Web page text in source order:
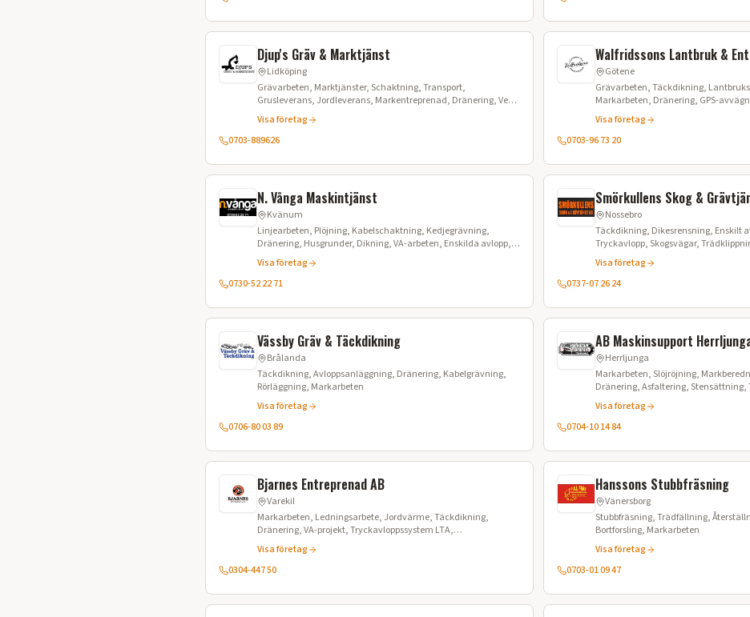
Djup's Gräv & Marktjänst
Lidköping
Grävarbeten, Marktjänster, Schaktning, Transport,
Grusleverans, Jordleverans, Markentreprenad, Dränering, Ved,
Avlopp
Visa företag
0703-889626
Walfridssons Lantbruk &
Götene
Grävarbeten, Täckdikning,
Markarbeten, Dränering, GPS-
Kompletteringsdikning, Vägtrummor,
Visa företag
0703-96 73 20
N. Vånga Maskintjänst
Kvänum
Linjearbeten, Plöjning, Kabelschaktning, Kedjegrävning,
Dränering, Husgrunder, Dikning, VA-arbeten, Enskilda avlopp,
Jordvärme
Visa företag
0730-52 22 71
Smörkullens Skog &
Nossebro
Täckdikning, Dikesrensning, Enskilt
Tryckavlopp, Skogsvägar,
Husdränering, Husgrunder,
Visa företag
0737-07 26 24
Vässby Gräv & Täckdikning
Brålanda
Täckdikning, Avloppsanläggning, Dränering, Kabelgrävning,
Rörläggning, Markarbeten
Visa företag
0706-80 03 89
AB Maskinsupport
Herrljunga
Markarbeten, Slöjröjning, Markberedning,
Dränering, Asfaltering,
Stubbfräsning, Anläggning
Visa företag
0704-10 14 84
Bjarnes Entreprenad AB
Varekil
Markarbeten, Ledningsarbete, Jordvärme, Täckdikning,
Dränering, VA-projekt, Tryckavloppssystem LTA,
Stenspräckning, Fibergrävning, Sjöförläggning, Styrd borrning
Visa företag
0304-447 50
Hanssons Stubbfräsning
Vänersborg
Stubbfräsning, Trädfällning,
Bortforsling, Markarbeten
Visa företag
0703-01 09 47